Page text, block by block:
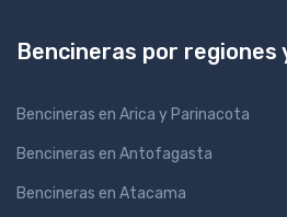
Bencineras por regiones
Bencineras en Arica y Parinacota
Bencineras en Antofagasta
Bencineras en Atacama